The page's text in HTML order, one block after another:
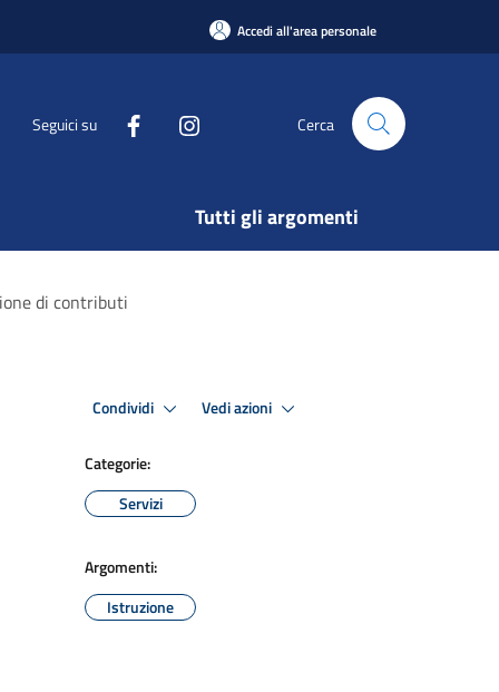
Accedi all'area personale
Seguici su Cerca
Tutti gli argomenti
di contributi
Condividi Vedi azioni
Categorie:
Servizi
Argomenti:
Istruzione